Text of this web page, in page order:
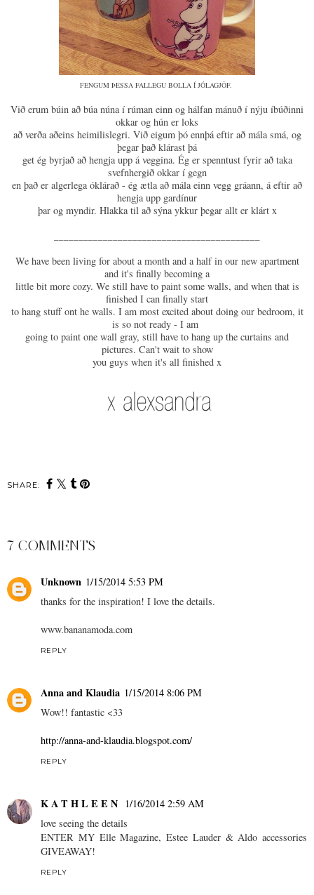
FENGUM ÞESSA FALLEGU BOLLA Í JÓLAGJÖF.
Við erum búin að búa núna í rúman einn og hálfan mánuð í nýju íbúðinni
okkar og hún er loks
að verða aðeins heimilislegri. Við eigum þó ennþá eftir að mála smá, og
þegar það klárast þá
get ég byrjað að hengja upp á veggina. Ég er spenntust fyrir að taka
svefnhergið okkar í gegn
en það er algerlega óklárað - ég ætla að mála einn vegg gráann, á eftir að
hengja upp gardínur
þar og myndir. Hlakka til að sýna ykkur þegar allt er klárt x
We have been living for about a month and a half in our new apartment
and it's finally becoming a
little bit more cozy. We still have to paint some walls, and when that is
finished I can finally start
to hang stuff ont he walls. I am most excited about doing our bedroom, it
is so not ready - I am
going to paint one wall gray, still have to hang up the curtains and
pictures. Can't wait to show
you guys when it's all finished x
SHARE:
7 COMMENTS
Unknown 1/15/2014 5:53 PM
thanks for the inspiration! I love the details.
www.bananamoda.com
REPLY
Anna and Klaudia 1/15/2014 8:06 PM
Wow!! fantastic <33
http://anna-and-klaudia.blogspot.com/
REPLY
K A T H L E E N
1/16/2014 2:59 AM
love seeing the details
ENTER MY Elle Magazine, Estee Lauder & Aldo accessories
GIVEAWAY!
REPLY